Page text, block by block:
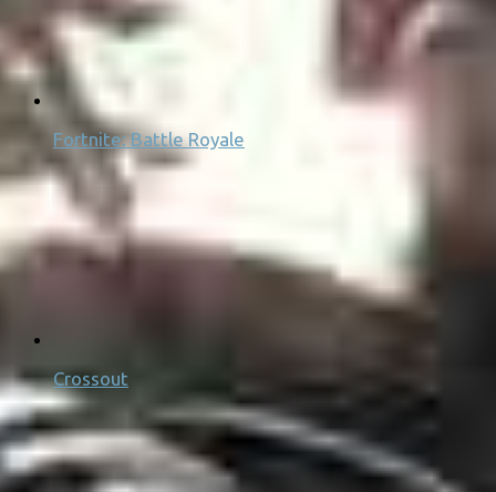
Fortnite: Battle Royale
Crossout